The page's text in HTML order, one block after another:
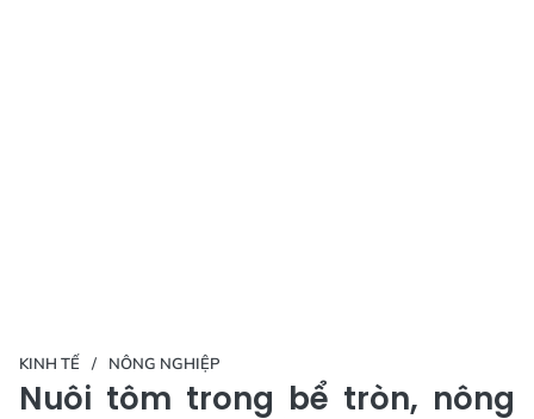
KINH TẾ NÔNG NGHIỆP
Nuôi tôm trong bể tròn, nông